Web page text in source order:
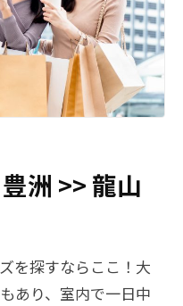
洲 >> 龍山
を探すならここ！大
あり、室内で一日中